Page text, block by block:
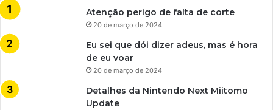
Atenção perigo de falta de corte
20 de março de 2024
Eu sei que dói dizer adeus, mas é hora
de eu voar
20 de março de 2024
Detalhes da Nintendo Next Miitomo
Update